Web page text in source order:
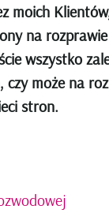
moich
na
wszystko
może na
stron.